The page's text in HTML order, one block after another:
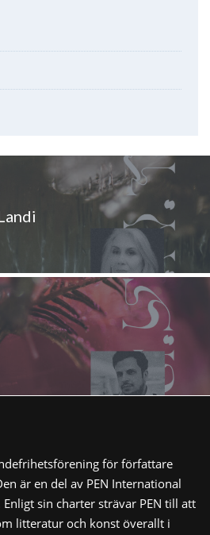
för författare
är en del av PEN International
sin charter strävar PEN till att
litteratur och konst överallt i